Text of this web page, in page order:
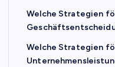
Welche Strategien
Welche Strategien